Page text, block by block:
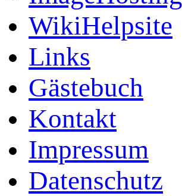
WikiHelpsite
Links
Gästebuch
Kontakt
Impressum
Datenschutz